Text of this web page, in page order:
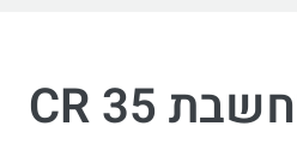
רדיוגרפיה ממוחשבת CR 35